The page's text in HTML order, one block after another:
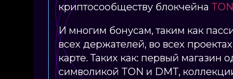
криптосообществу блокчейна TON
И многим бонусам, таким как
всех держателей, во всех
карте. Таких как: первый магазин
символикой TON и DMT,